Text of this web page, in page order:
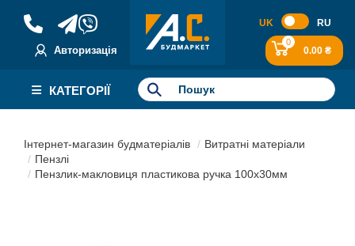
Авторизація
UK RU
0
0.00 ₴
КАТЕГОРІЇ
Інтернет-магазин будматеріалів
Витратні матеріали
Пензлі
Пензлик-макловиця пластикова ручка 100х30мм